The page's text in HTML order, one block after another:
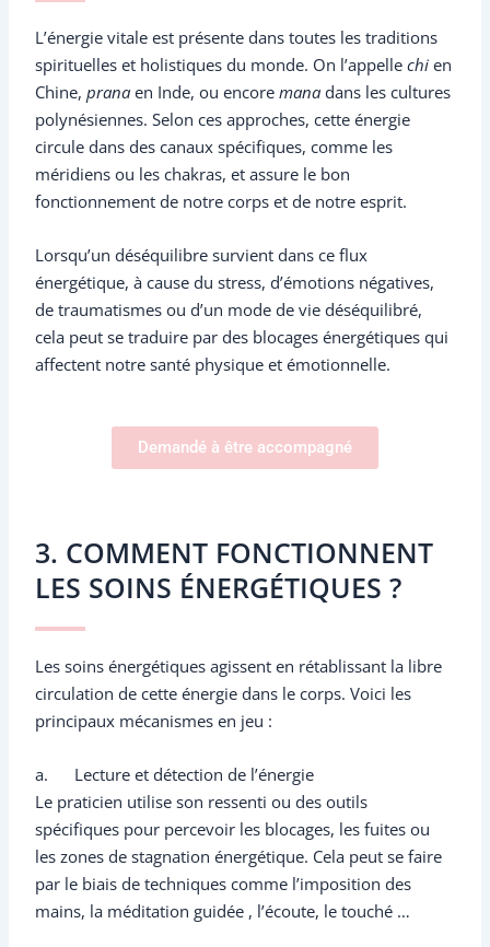
L’énergie vitale est présente dans toutes les traditions
spirituelles et holistiques du monde. On l’appellechi en
Chine,prana en Inde, ou encoremana dans les cultures
polynésiennes. Selon ces approches, cette énergie
circule dans des canaux spécifiques, comme les
méridiens ou les chakras, et assure le bon
fonctionnement de notre corps et de notre esprit.
Lorsqu’un déséquilibre survient dans ce flux
énergétique, à cause du stress, d’émotions négatives,
de traumatismes ou d’un mode de vie déséquilibré,
cela peut se traduire par des blocages énergétiques qui
affectent notre santé physique et émotionnelle.
Demandé à être accompagné
3. COMMENT FONCTIONNENT
LES SOINS ÉNERGÉTIQUES ?
Les soins énergétiques agissent en rétablissant la libre
circulation de cette énergie dans le corps. Voici les
principaux mécanismes en jeu :
a. Lecture et détection de l’énergie
Le praticien utilise son ressenti ou des outils
spécifiques pour percevoir les blocages, les fuites ou
les zones de stagnation énergétique. Cela peut se faire
par le biais de techniques comme l’imposition des
mains, la méditation guidée , l’écoute, le touché …